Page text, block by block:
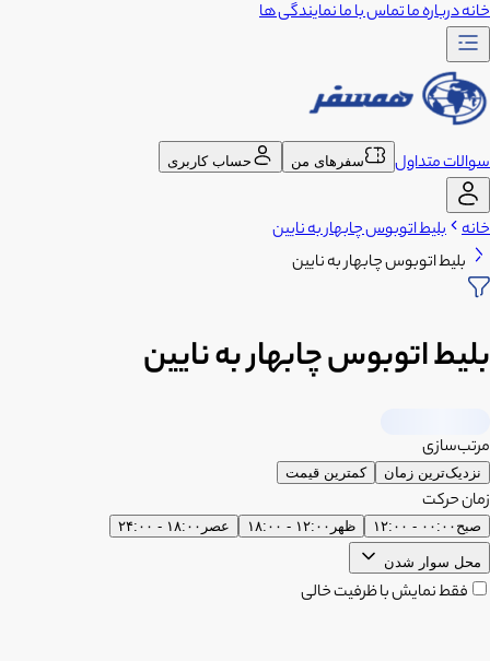
خانهدرباره ماتماس با مانمایندگی ها
سوالات متداول سفرهای من حساب کاربری
خانه بلیط اتوبوس چابهار به نایین
بلیط اتوبوس چابهار به نایین
بلیط اتوبوس چابهار به نایین
مرتب‌سازی
نزدیک‌ترین زمان کمترین قیمت
زمان حرکت
صبح ۰۰:۰۰ - ۱۲:۰۰ ظهر ۱۲:۰۰ - ۱۸:۰۰ عصر ۱۸:۰۰ - ۲۴:۰۰
محل سوار شدن
فقط نمایش با ظرفیت خالی